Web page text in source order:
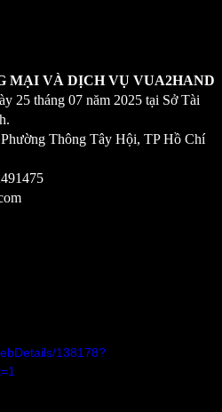
MẠI VÀ DỊCH VỤ VUA2HAND
25 tháng 07 năm 2025 tại Sở Tài
Thông Tây Hội, TP Hồ Chí